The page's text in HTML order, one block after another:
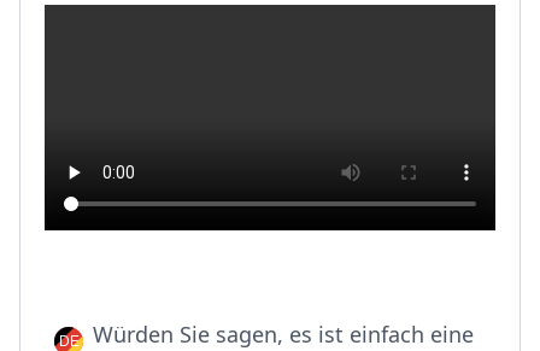
Würden Sie sagen, es ist einfach eine